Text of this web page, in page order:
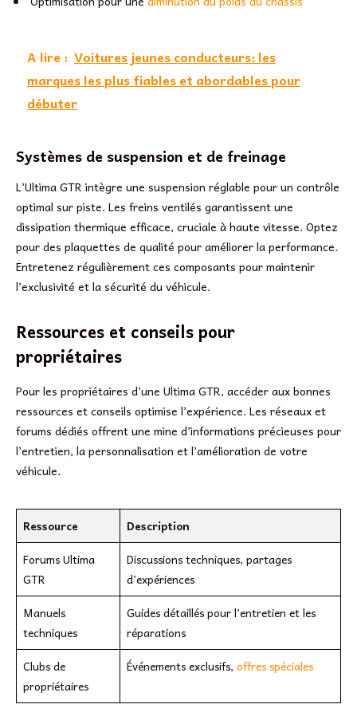
A lire : Voitures jeunes conducteurs: les
marques les plus fiables et abordables pour
débuter
Systèmes de suspension et de freinage
L’Ultima GTR intègre une suspension réglable pour un contrôle
optimal sur piste. Les freins ventilés garantissent une
dissipation thermique efficace, cruciale à haute vitesse. Optez
pour des plaquettes de qualité pour améliorer la performance.
Entretenez régulièrement ces composants pour maintenir
l’exclusivité et la sécurité du véhicule.
Ressources et conseils pour
propriétaires
Pour les propriétaires d’une Ultima GTR, accéder aux bonnes
ressources et conseils optimise l’expérience. Les réseaux et
forums dédiés offrent une mine d’informations précieuses pour
l’entretien, la personnalisation et l’amélioration de votre
véhicule.
Ressource
Description
Forums Ultima
GTR
Discussions techniques, partages
d’expériences
Manuels
techniques
Guides détaillés pour l’entretien et les
réparations
Clubs de
propriétaires
Événements exclusifs, offres spéciales